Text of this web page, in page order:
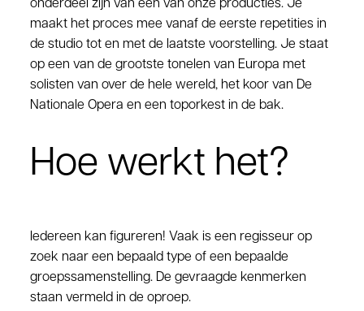
onderdeel zijn van een van onze producties. Je
maakt het proces mee vanaf de eerste repetities in
de studio tot en met de laatste voorstelling. Je staat
op een van de grootste tonelen van Europa met
solisten van over de hele wereld, het koor van De
Nationale Opera en een toporkest in de bak.
Hoe werkt het?
Iedereen kan figureren! Vaak is een regisseur op
zoek naar een bepaald type of een bepaalde
groepssamenstelling. De gevraagde kenmerken
staan vermeld in de oproep.